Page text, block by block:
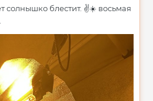
солнышко блестит. ✌️☀️ восьмая